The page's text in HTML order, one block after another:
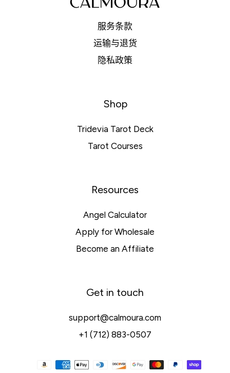
服务条款
运输与退货
隐私政策
Shop
Tridevia Tarot Deck
Tarot Courses
Resources
Angel Calculator
Apply for Wholesale
Become an Affiliate
Get in touch
support@calmoura.com
+1 (712) 883-0507
支